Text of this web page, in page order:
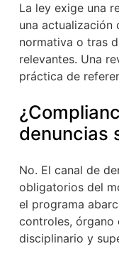
La ley exige una
una actualización
normativa o tras
relevantes. Una
práctica de
denuncias
No. El canal de
obligatorios del
el programa
controles, órgano
disciplinario y